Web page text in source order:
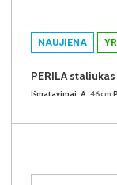
NAUJIENA
PERILA staliukas
Išmatavimai: A: 46cm